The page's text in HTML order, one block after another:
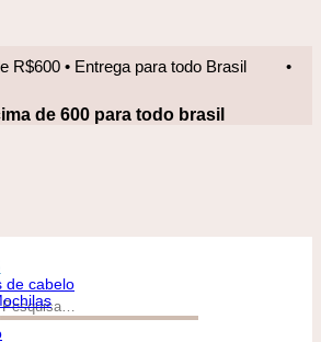
• Entrega para todo Brasil •
de 600 para todo brasil
de cabelo